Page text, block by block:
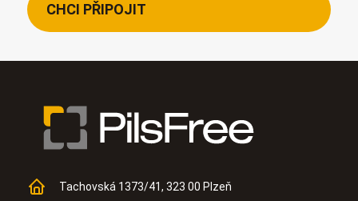
CHCI PŘIPOJIT
Tachovská 1373/41, 323 00 Plzeň